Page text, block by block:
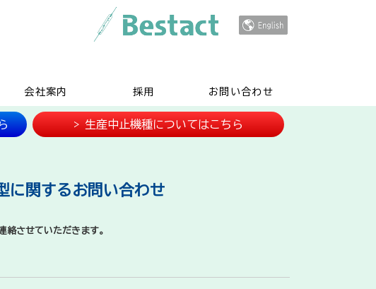
会社案内 採用 お問い合わせ
> 生産中止機種についてはこちら
に関するお問い合わせ
絡させていただきます。